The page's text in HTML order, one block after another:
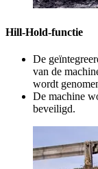
Hill-Hold-functie
De
van de
wordt
De machine
beveiligd.